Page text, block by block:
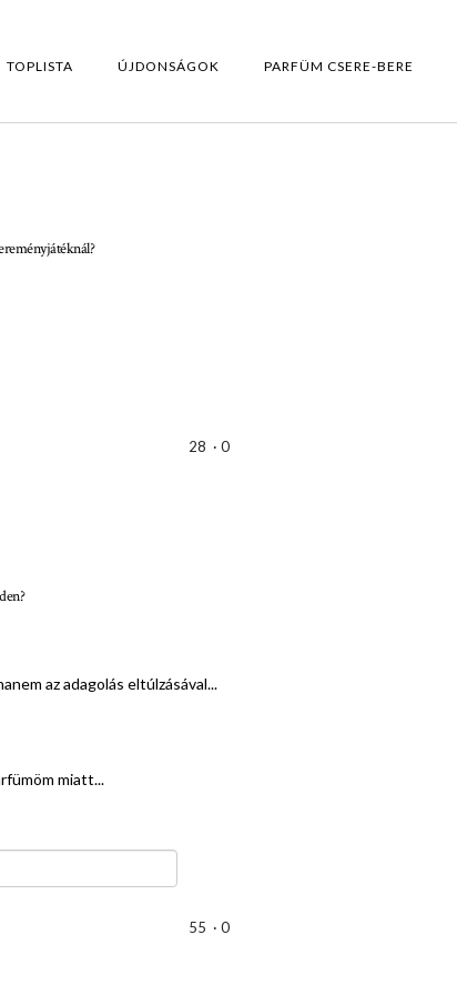
TOPLISTA ÚJDONSÁGOK PARFÜM CSERE-BERE
28 ·0
az adagolás eltúlzásával...
miatt...
55 ·0